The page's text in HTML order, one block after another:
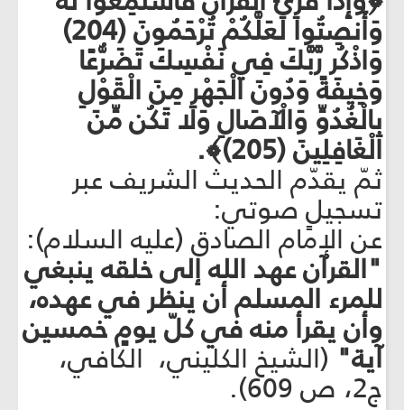
وَأَنصِتُوا لَعَلَّكُمْ تُرْحَمُونَ (204)
وَاذْكُر رَّبَّكَ فِي نَفْسِكَ تَضَرُّعًا
وَخِيفَةً وَدُونَ الْجَهْرِ مِنَ الْقَوْلِ
بِالْغُدُوِّ وَالْآصَالِ وَلَا تَكُن مِّنَ
الْغَافِلِينَ (205)﴾.
ثمّ يقدّم الحديث الشريف عبر
تسجيلٍ صوتي:
عن الإمام الصادق (عليه السلام):
"القرآن عهد الله إلى خلقه ينبغي
للمرء المسلم أن ينظر في عهده،
وأن يقرأ منه في كلّ يومٍ خمسين
آية" (الشيخ الكليني، الكافي،
ج2، ص 609).